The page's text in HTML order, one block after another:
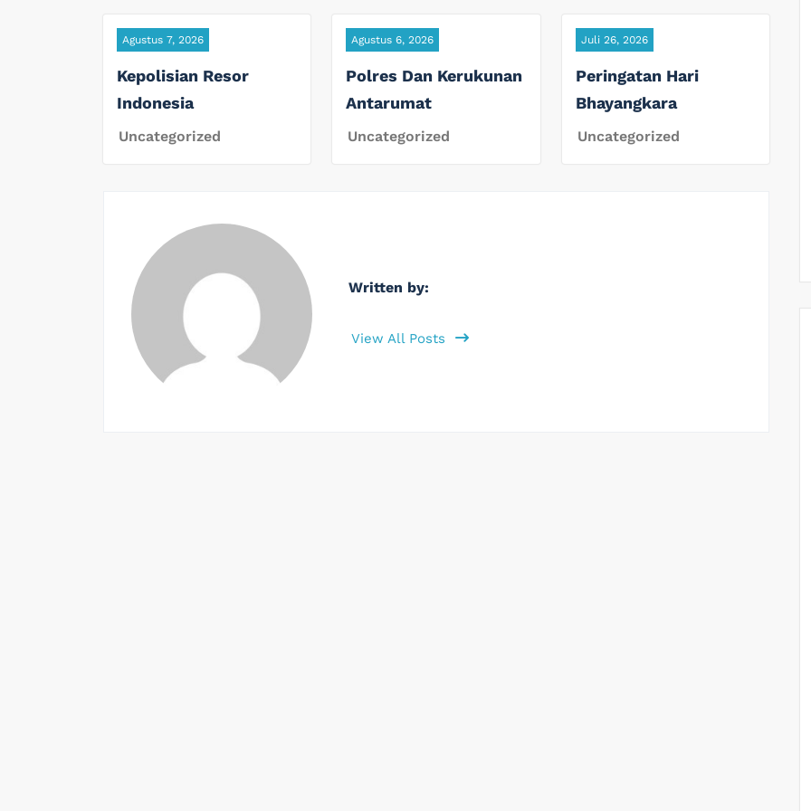
Agustus 7, 2026
Kepolisian Resor
Indonesia
Uncategorized
Agustus 6, 2026
Polres Dan Kerukunan
Antarumat
Uncategorized
Juli 26, 2026
Peringatan Hari
Bhayangkara
Uncategorized
Written by:
View All Posts